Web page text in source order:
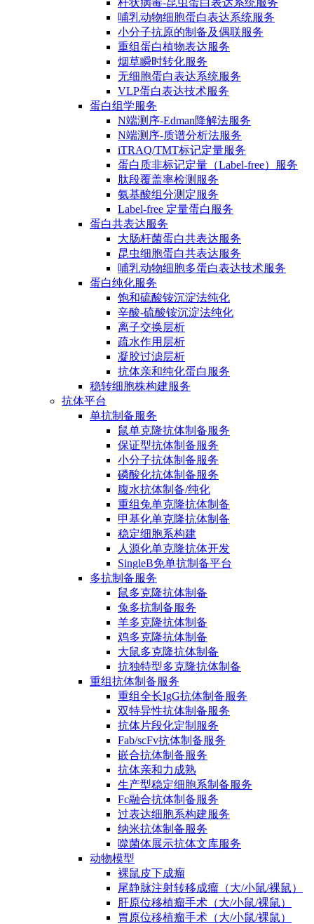
杆状病毒-昆虫蛋白表达系统服务
哺乳动物细胞蛋白表达系统服务
小分子抗原的制备及偶联服务
重组蛋白植物表达服务
烟草瞬时转化服务
无细胞蛋白表达系统服务
VLP蛋白表达技术服务
蛋白组学服务
N端测序-Edman降解法服务
N端测序-质谱分析法服务
iTRAQ/TMT标记定量服务
蛋白质非标记定量（Label-free）服务
肽段覆盖率检测服务
氨基酸组分测定服务
Label-free 定量蛋白服务
蛋白共表达服务
大肠杆菌蛋白共表达服务
昆虫细胞蛋白共表达服务
哺乳动物细胞多蛋白表达技术服务
蛋白纯化服务
饱和硫酸铵沉淀法纯化
辛酸-硫酸铵沉淀法纯化
离子交换层析
疏水作用层析
凝胶过滤层析
抗体亲和纯化蛋白服务
稳转细胞株构建服务
抗体平台
单抗制备服务
鼠单克隆抗体制备服务
保证型抗体制备服务
小分子抗体制备服务
磷酸化抗体制备服务
腹水抗体制备/纯化
重组兔单克隆抗体制备
甲基化单克隆抗体制备
稳定细胞系构建
人源化单克隆抗体开发
SingleB免单抗制备平台
多抗制备服务
鼠多克隆抗体制备
兔多抗制备服务
羊多克隆抗体制备
鸡多克隆抗体制备
大鼠多克隆抗体制备
抗独特型多克隆抗体制备
重组抗体制备服务
重组全长IgG抗体制备服务
双特异性抗体制备服务
抗体片段化定制服务
Fab/scFv抗体制备服务
嵌合抗体制备服务
抗体亲和力成熟
生产型稳定细胞系制备服务
Fc融合抗体制备服务
过表达细胞系构建服务
纳米抗体制备服务
噬菌体展示抗体文库服务
动物模型
裸鼠皮下成瘤
尾静脉注射转移成瘤（大/小鼠/裸鼠）
肝原位移植瘤手术（大/小鼠/裸鼠）
胃原位移植瘤手术（大/小鼠/裸鼠）